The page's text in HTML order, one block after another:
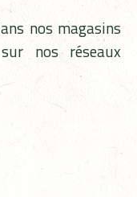
nos magasins
nos réseaux